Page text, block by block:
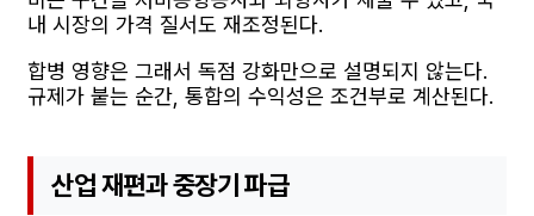
내 시장의 가격 질서도 재조정된다.
합병 영향은 그래서 독점 강화만으로 설명되지 않는다.
규제가 붙는 순간, 통합의 수익성은 조건부로 계산된다.
산업 재편과 중장기 파급